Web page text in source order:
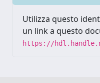
Utilizza questo
un link a questo
https://